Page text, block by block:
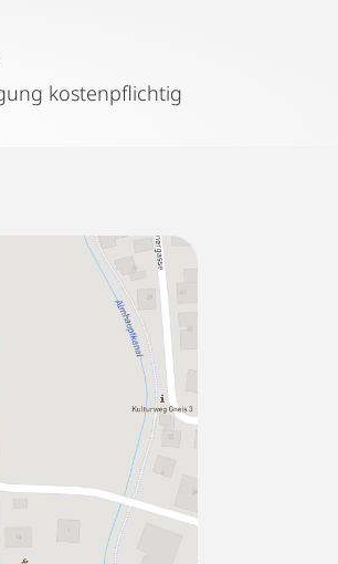
Regelmäßige Reinigung kostenpflichtig